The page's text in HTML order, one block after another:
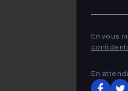
En vous
En